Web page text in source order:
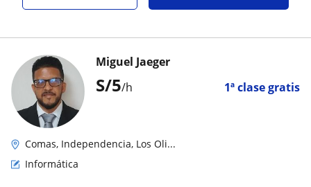
S/5/h 1ª clase gratis
Miguel Jaeger
Comas, Independencia, Los Oli...
Informática